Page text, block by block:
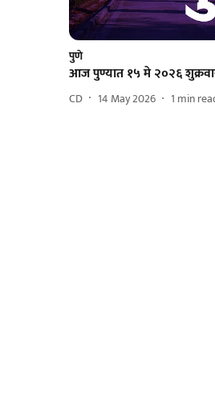
पुणे
आज पुण्यात १५ मे २०२६
CD 14 May 2026 1 min